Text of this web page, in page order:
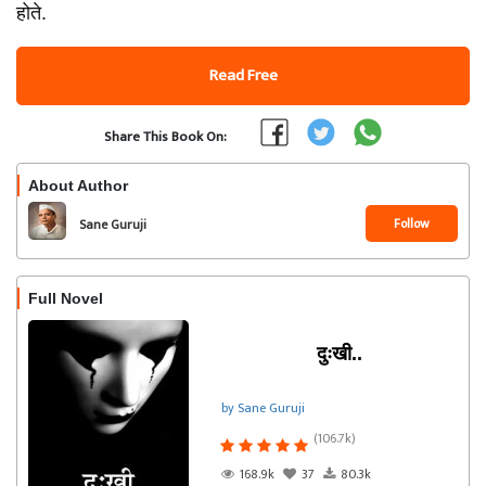
होते.
Read Free
Share This Book On:
About Author
Sane Guruji Follow
Full Novel
दुःखी..
by Sane Guruji
(106.7k)
168.9k
37 80.3k